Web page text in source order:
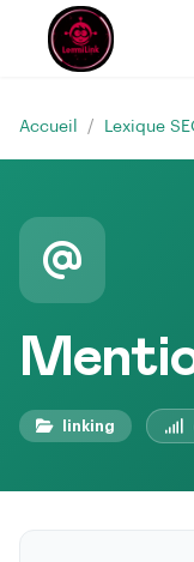
Accueil / Lexique
linking